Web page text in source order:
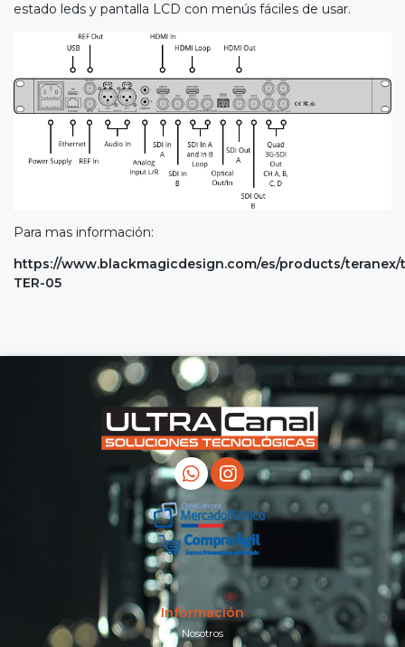
estado leds y pantalla LCD con menús fáciles de usar.
Para mas información:
https://www.blackmagicdesign.com/es/products/
TER-05
Información
Nosotros